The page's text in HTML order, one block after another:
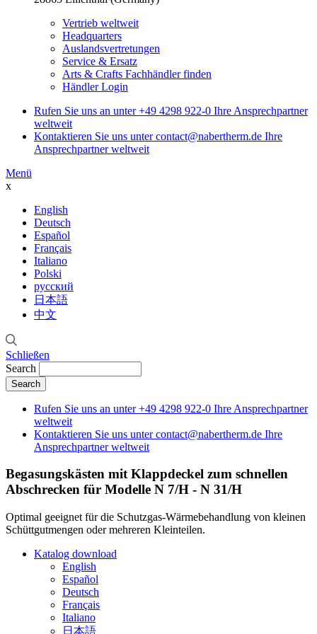
Vertrieb weltweit
Headquarters
Auslandsvertretungen
Service & Ersatz
Arts & Crafts Fachhändler finden
Händler Login
Rufen Sie uns an unter +49 4298 922-0 Ihre Ansprechpartner
weltweit
Kontaktieren Sie uns unter contact@nabertherm.de Ihre
Ansprechpartner weltweit
Menü
x
English
Deutsch
Español
Français
Italiano
Polski
русский
日本語
中文
Schließen
Search
Rufen Sie uns an unter +49 4298 922-0 Ihre Ansprechpartner
weltweit
Kontaktieren Sie uns unter contact@nabertherm.de Ihre
Ansprechpartner weltweit
Begasungskästen mit Klappdeckel zum schnellen
Abschrecken für Modelle N 7/H - N 31/H
Optimal geeignet für die Schutzgas-Wärmebehandlung von kleinen
Schüttgutmengen oder mehreren Kleinteilen.
Katalog download
English
Español
Deutsch
Français
Italiano
日本語